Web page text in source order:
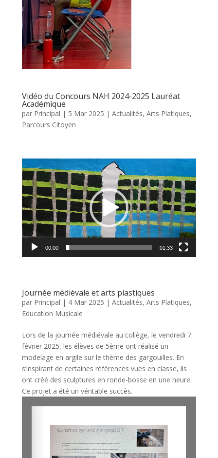
Vidéo du Concours NAH 2024-2025 Lauréat
Académique
par Principal | 5 Mar 2025 | Actualités, Arts Platiques,
Parcours Citoyen
vidéo
00:00 01:33
Journée médiévale et arts plastiques
par Principal | 4 Mar 2025 | Actualités, Arts Platiques,
Education Musicale
Lors de la journée médiévale au collège, le vendredi 7
février 2025, les élèves de 5ème ont réalisé un
modelage en argile sur le thème des gargouilles. En
s’inspirant de certaines références vues en classe, ils
ont créé des sculptures en ronde-bosse en une heure.
Ce projet a été un véritable succès.